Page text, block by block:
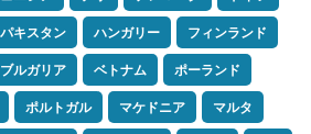
パキスタン ハンガリー
フィンランド
ブルガリア ベトナム
ポーランド
ポルトガル マケドニア
マルタ